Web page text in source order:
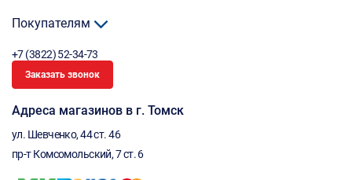
Покупателям
+7 (3822) 52-34-73
Заказать звонок
Адреса магазинов в г. Томск
ул. Шевченко, 44 ст. 46
пр-т Комсомольский, 7 ст. 6